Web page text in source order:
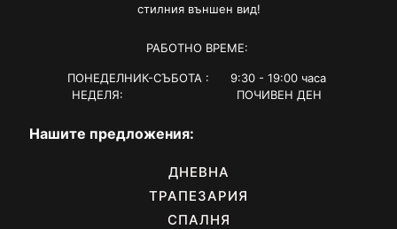
стилния външен вид!
РАБОТНО ВРЕМЕ:
ПОНЕДЕЛНИК-СЪБОТА : 9:30 - 19:00 часа
НЕДЕЛЯ: ПОЧИВЕН ДЕН
Нашите предложения:
ДНЕВНА
ТРАПЕЗАРИЯ
СПАЛНЯ